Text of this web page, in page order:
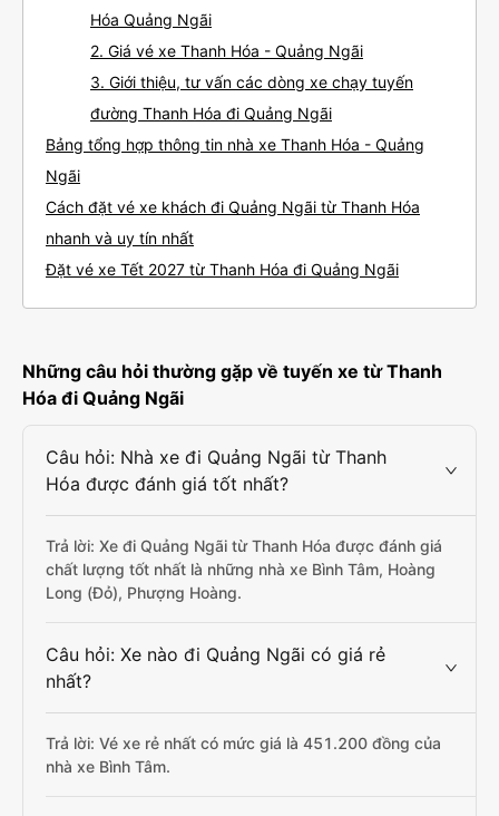
Hóa Quảng Ngãi
2. Giá vé xe Thanh Hóa - Quảng Ngãi
3. Giới thiệu, tư vấn các dòng xe chạy tuyến
đường Thanh Hóa đi Quảng Ngãi
Bảng tổng hợp thông tin nhà xe Thanh Hóa - Quảng
Ngãi
Cách đặt vé xe khách đi Quảng Ngãi từ Thanh Hóa
nhanh và uy tín nhất
Đặt vé xe Tết 2027 từ Thanh Hóa đi Quảng Ngãi
Những câu hỏi thường gặp về tuyến xe từ Thanh
Hóa đi Quảng Ngãi
Câu hỏi: Nhà xe đi Quảng Ngãi từ Thanh
Hóa được đánh giá tốt nhất?
Trả lời: Xe đi Quảng Ngãi từ Thanh Hóa được đánh giá
chất lượng tốt nhất là những nhà xe Bình Tâm, Hoàng
Long (Đỏ), Phượng Hoàng.
Câu hỏi: Xe nào đi Quảng Ngãi có giá rẻ
nhất?
Trả lời: Vé xe rẻ nhất có mức giá là 451.200 đồng của
nhà xe Bình Tâm.